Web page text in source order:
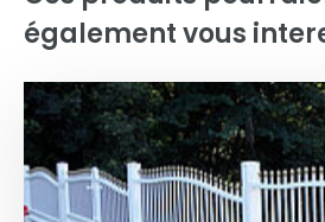
également vous